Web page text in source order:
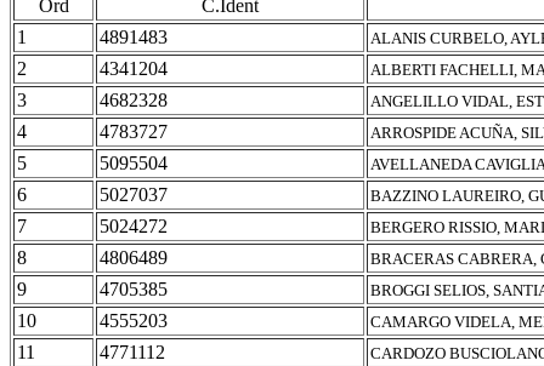
Ord
C.Ident
1
4891483 ALANIS CURBELO,
2 4341204 ALBERTI FACHELLI,
3 4682328 ANGELILLO VIDAL,
4 4783727 ARROSPIDE ACUÑA,
5 5095504 AVELLANEDA
6 5027037 BAZZINO LAUREIRO,
7 5024272 BERGERO RISSIO,
8 4806489 BRACERAS CABRERA,
9 4705385 BROGGI SELIOS,
10 4555203 CAMARGO VIDELA,
11 4771112 CARDOZO